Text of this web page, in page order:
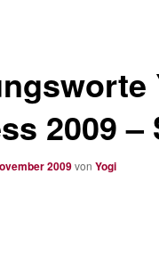
2009
2009von Yogi